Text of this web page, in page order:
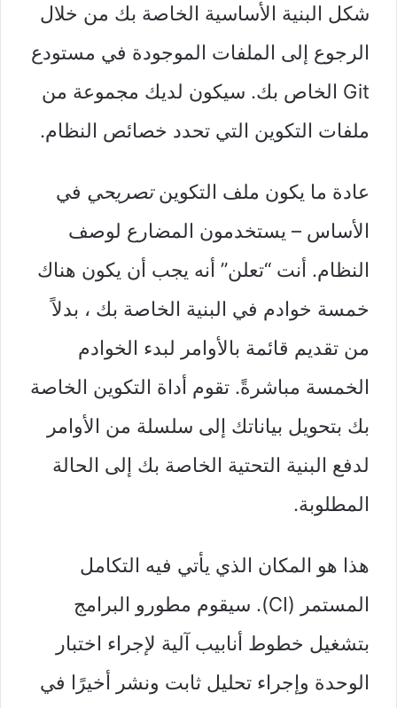
شكل البنية الأساسية الخاصة بك من خلال
الرجوع إلى الملفات الموجودة في مستودع
Git الخاص بك. سيكون لديك مجموعة من
ملفات التكوين التي تحدد خصائص النظام.
عادة ما يكون ملف التكوينتصريحي في
الأساس – يستخدمون المضارع لوصف
النظام. أنت “تعلن” أنه يجب أن يكون هناك
خمسة خوادم في البنية الخاصة بك ، بدلاً
من تقديم قائمة بالأوامر لبدء الخوادم
الخمسة مباشرةً. تقوم أداة التكوين الخاصة
بك بتحويل بياناتك إلى سلسلة من الأوامر
لدفع البنية التحتية الخاصة بك إلى الحالة
المطلوبة.
هذا هو المكان الذي يأتي فيه التكامل
المستمر (CI). سيقوم مطورو البرامج
بتشغيل خطوط أنابيب آلية لإجراء اختبار
الوحدة وإجراء تحليل ثابت ونشر أخيرًا في